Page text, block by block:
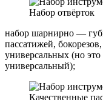
Набор отвёрток
набор шарнирно —
пассатижей,
универсальных (но это
универсальный);
Качественные